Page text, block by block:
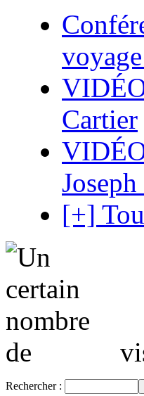
Cartier
[+]
Rechercher :